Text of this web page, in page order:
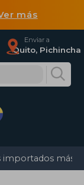
más
Enviar a
Quito, Pichincha
importados más